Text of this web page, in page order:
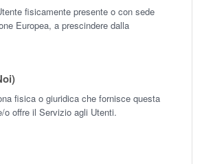
fisicamente presente o con sede
Europea, a prescindere dalla
fisica o giuridica che fornisce questa
o offre il Servizio agli Utenti.